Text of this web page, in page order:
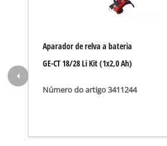
Aparador de relva a bateria
GE-CT 18/28 Li Kit (1x2,0 Ah)
Número do artigo 3411244